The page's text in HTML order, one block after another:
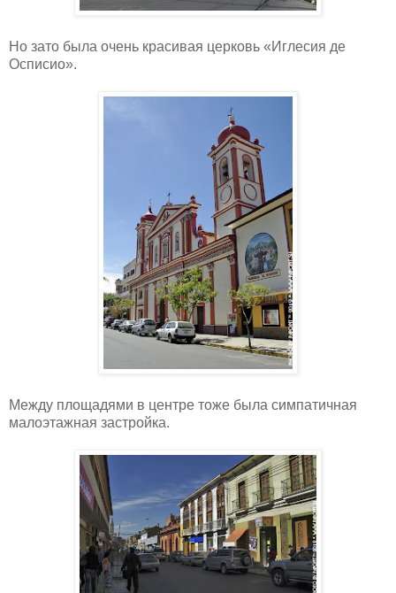
Но зато была очень красивая церковь «Иглесия де
Осписио».
Между площадями в центре тоже была симпатичная
малоэтажная застройка.